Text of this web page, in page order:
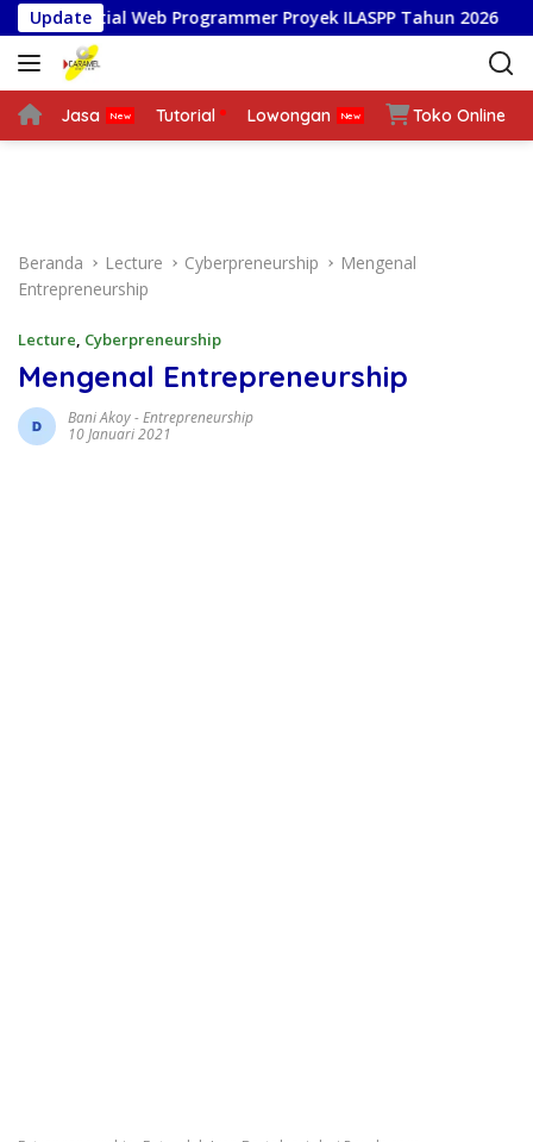
a
g
u
UpdateWeb Programmer Proyek ILASPP Tahun 2026
Jasa Tutorial Lowongan Toko Online
Beranda Lecture Cyberpreneurship
Mengenal
Entrepreneurship
Lecture, Cyberpreneurship
Mengenal Entrepreneurship
Bani Akoy-Entrepreneurship
10 Januari 2021